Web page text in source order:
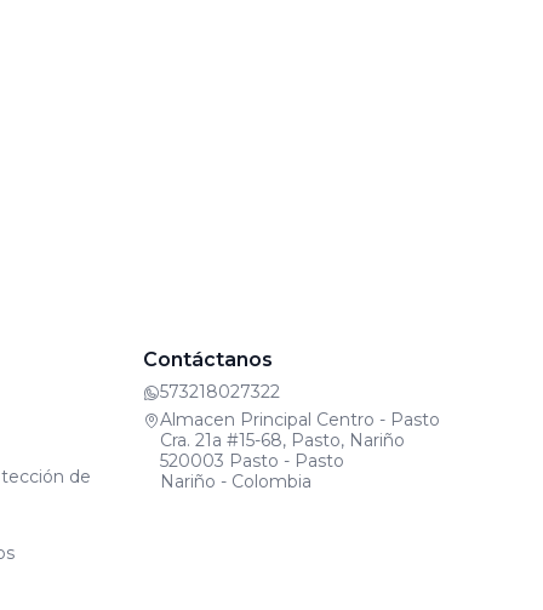
de
Contáctanos
573218027322
Almacen Principal Centro - Pasto
Cra. 21a #15-68, Pasto, Nariño
520003 Pasto - Pasto
Nariño - Colombia